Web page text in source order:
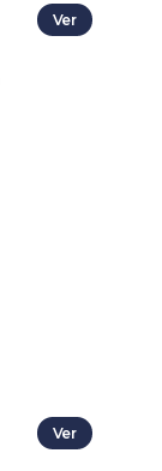
Ver
Ver